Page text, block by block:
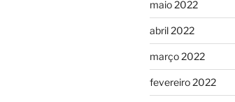
maio 2022
abril 2022
março 2022
fevereiro 2022